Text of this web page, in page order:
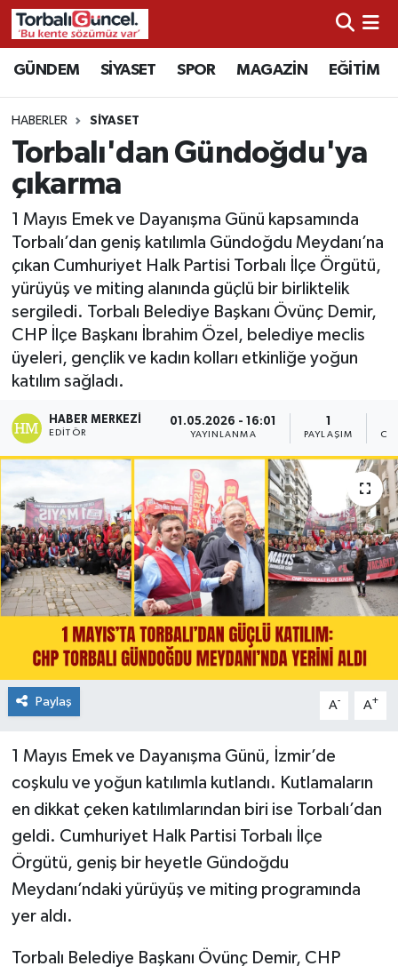
GÜNDEM SİYASET SPOR MAGAZİN EĞİTİM
HABERLER SİYASET
Torbalı'dan Gündoğdu'ya
çıkarma
1 Mayıs Emek ve Dayanışma Günü kapsamında
Torbalı’dan geniş katılımla Gündoğdu Meydanı’na
çıkan Cumhuriyet Halk Partisi Torbalı İlçe Örgütü,
yürüyüş ve miting alanında güçlü bir birliktelik
sergiledi. Torbalı Belediye Başkanı Övünç Demir,
CHP İlçe Başkanı İbrahim Özel, belediye meclis
üyeleri, gençlik ve kadın kolları etkinliğe yoğun
katılım sağladı.
HABER MERKEZI
EDITÖR
01.05.2026 - 16:01
YAYINLANMA PAYLAŞIM
Paylaş A- A+
1 Mayıs Emek ve Dayanışma Günü, İzmir’de
coşkulu ve yoğun katılımla kutlandı. Kutlamaların
en dikkat çeken katılımlarından biri ise Torbalı’dan
geldi. Cumhuriyet Halk Partisi Torbalı İlçe
Örgütü, geniş bir heyetle Gündoğdu
Meydanı’ndaki yürüyüş ve miting programında
yer aldı.
Torbalı Belediye Başkanı Övünç Demir, CHP
İzmir Nöbetçi Eczaneler
İzmir Hava Durumu
İzmir Namaz Vakitleri
Süper Lig Puan Durumu ve Fikstür
Tüm Manşetler
Son Dakika Haberleri
Haber Arşivi